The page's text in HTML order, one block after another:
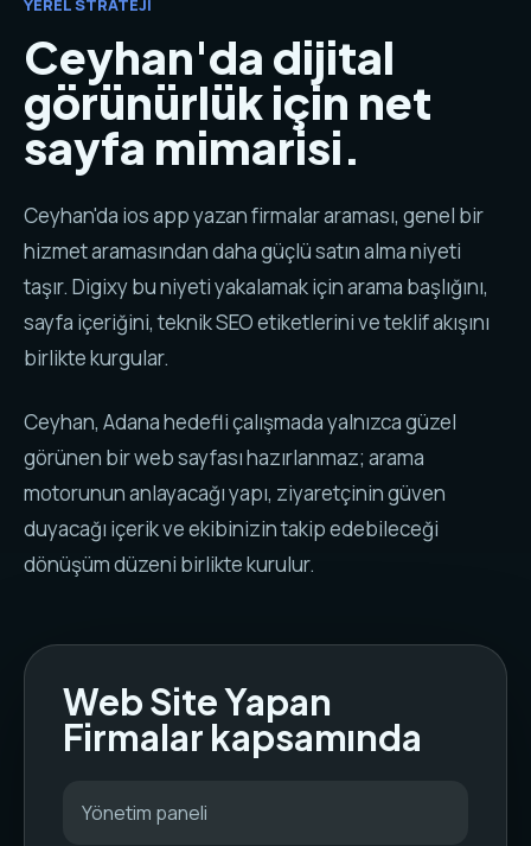
YEREL STRATEJI
Ceyhan'da dijital
görünürlük için net
sayfa mimarisi.
Ceyhan'da ios app yazan firmalar araması, genel bir
hizmet aramasından daha güçlü satın alma niyeti
taşır. Digixy bu niyeti yakalamak için arama başlığını,
sayfa içeriğini, teknik SEO etiketlerini ve teklif akışını
birlikte kurgular.
Ceyhan, Adana hedefli çalışmada yalnızca güzel
görünen bir web sayfası hazırlanmaz; arama
motorunun anlayacağı yapı, ziyaretçinin güven
duyacağı içerik ve ekibinizin takip edebileceği
dönüşüm düzeni birlikte kurulur.
Web Site Yapan
Firmalar kapsamında
Yönetim paneli